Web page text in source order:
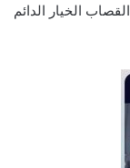
الخيار الدائم